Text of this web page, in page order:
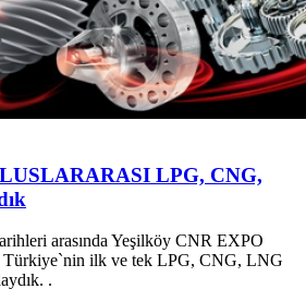
LPG, CNG,
arasında Yeşilköy CNR EXPO
Türkiye`nin ilk ve tek LPG, CNG, LNG
. .